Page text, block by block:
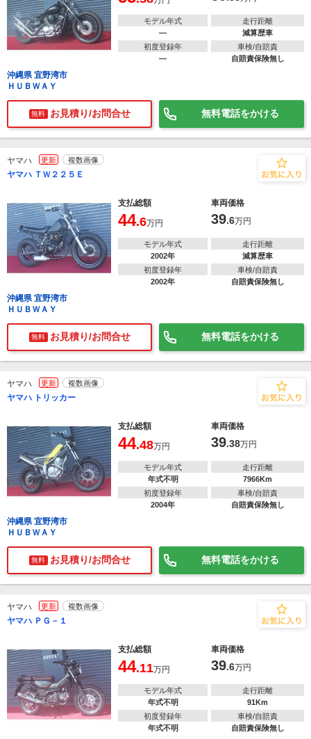
モデル年式
―
走行距離
減算歴車
初度登録年
―
車検/自賠責
自賠責保険無し
沖縄県 宜野湾市
ＨＵＢＷＡＹ
無料 お見積り/お問合せ 無料電話をかける
ヤマハ 更新 複数画像
ヤマハ ＴＷ２２５Ｅ
支払総額 車両価格
44.6万円 39.6万円
モデル年式
2002年
走行距離
減算歴車
初度登録年
2002年
車検/自賠責
自賠責保険無し
沖縄県 宜野湾市
ＨＵＢＷＡＹ
無料 お見積り/お問合せ 無料電話をかける
ヤマハ 更新 複数画像
ヤマハ トリッカー
支払総額 車両価格
44.48万円 39.38万円
モデル年式
年式不明
走行距離
7966Km
初度登録年
2004年
車検/自賠責
自賠責保険無し
沖縄県 宜野湾市
ＨＵＢＷＡＹ
無料 お見積り/お問合せ 無料電話をかける
ヤマハ 更新 複数画像
ヤマハ ＰＧ－１
支払総額 車両価格
44.11万円 39.6万円
モデル年式
年式不明
走行距離
91Km
初度登録年
年式不明
車検/自賠責
自賠責保険無し